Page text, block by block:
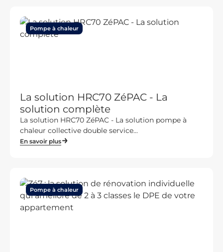
Pompe à chaleur
La solution HRC70 ZéPAC - La
solution complète
La solution HRC70 ZéPAC - La solution pompe à
chaleur collective double service...
En savoir plus
Pompe à chaleur